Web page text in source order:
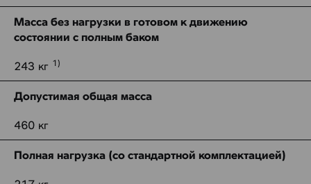
Масса без нагрузки в готовом к движению
состоянии с полным баком
243 кг 1)
Допустимая общая масса
460 кг
Полная нагрузка (со стандартной комплектацией)